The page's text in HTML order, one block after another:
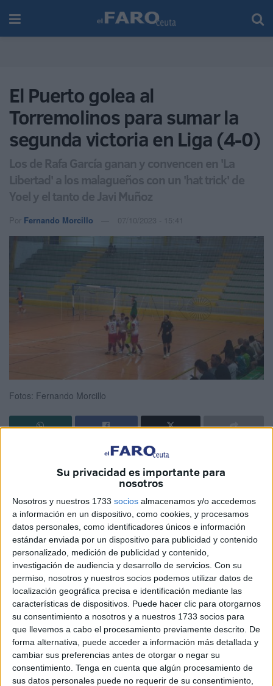
Su privacidad es importante para
nosotros
Nosotros y nuestros 1733 socios almacenamos y/o accedemos
a información en un dispositivo, como cookies, y procesamos
datos personales, como identificadores únicos e información
estándar enviada por un dispositivo para publicidad y contenido
personalizado, medición de publicidad y contenido,
investigación de audiencia y desarrollo de servicios. Con su
permiso, nosotros y nuestros socios podemos utilizar datos de
localización geográfica precisa e identificación mediante las
características de dispositivos. Puede hacer clic para otorgarnos
su consentimiento a nosotros y a nuestros 1733 socios para
que llevemos a cabo el procesamiento previamente descrito. De
forma alternativa, puede acceder a información más detallada y
cambiar sus preferencias antes de otorgar o negar su
consentimiento. Tenga en cuenta que algún procesamiento de
sus datos personales puede no requerir de su consentimiento,
El Puerto golea al
Torremolinos para sumar la
segunda victoria en Liga (4-0)
Los de Rafa García ganan y convencen en 'La
Libertad' a los malagueños con un 'hat trick' de
Yoel y el tanto de Javi Muñoz
Por Fernando Morcillo 07/10/2023 - 15:41
Fotos: Fernando Morcillo
Club Deportivo Puertoquiere hacer del
La Libertad, en Ceuta, un fortín. El conjunto portuario
venció al Torremolinos FS por 4-0 con los tantos de Javi
Muñoz y un 'hat trick' de Yoel Alonso.
Un partido que dominó de principio a finel equipo de
Rafa García.Saltaron al parqué del pabellón ceutí
convencidos de sacar los tres puntos en esta jornada
de grupo 5 de División de Honor Juvenil.
Rafa García sacó un quinteto inicial por Mohamed, Adri,
Óscar, Javi y Yoel.
El equipo ceutí era muy incisivo y ofensivo sobre el área
del Torremolinos, donde cada vez que llegaban era jugada
peligrosa y cercana algol.